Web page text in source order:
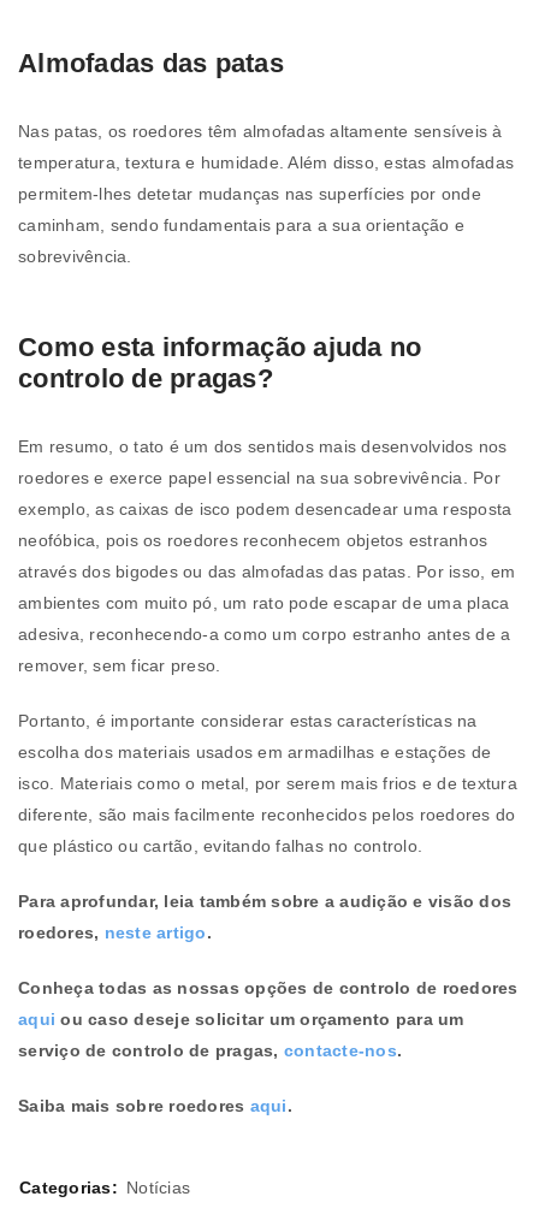
Almofadas das patas
Nas patas, os roedores têm almofadas altamente sensíveis à
temperatura, textura e humidade. Além disso, estas almofadas
permitem-lhes detetar mudanças nas superfícies por onde
caminham, sendo fundamentais para a sua orientação e
sobrevivência.
Como esta informação ajuda no
controlo de pragas?
Em resumo, o tato é um dos sentidos mais desenvolvidos nos
roedores e exerce papel essencial na sua sobrevivência. Por
exemplo, as caixas de isco podem desencadear uma resposta
neofóbica, pois os roedores reconhecem objetos estranhos
através dos bigodes ou das almofadas das patas. Por isso, em
ambientes com muito pó, um rato pode escapar de uma placa
adesiva, reconhecendo-a como um corpo estranho antes de a
remover, sem ficar preso.
Portanto, é importante considerar estas características na
escolha dos materiais usados em armadilhas e estações de
isco. Materiais como o metal, por serem mais frios e de textura
diferente, são mais facilmente reconhecidos pelos roedores do
que plástico ou cartão, evitando falhas no controlo.
Para aprofundar, leia também sobre a audição e visão dos
roedores, neste artigo.
Conheça todas as nossas opções de controlo de roedores
aqui ou caso deseje solicitar um orçamento para um
serviço de controlo de pragas, contacte-nos.
Saiba mais sobre roedores aqui.
Categorias: Notícias